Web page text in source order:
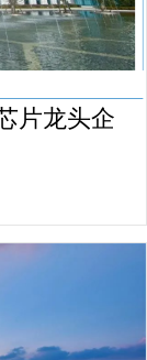
片龙头企